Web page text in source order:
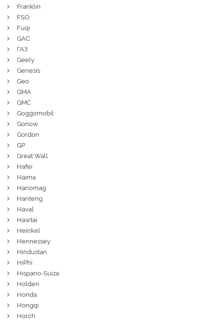
Franklin
FSO
Fuqi
GAC
ГАЗ
Geely
Genesis
Geo
GMA
GMC
Goggomobil
Gonow
Gordon
GP
Great Wall
Hafei
Haima
Hanomag
Hanteng
Haval
Hawtai
Heinkel
Hennessey
Hindustan
HiPhi
Hispano-Suiza
Holden
Honda
Hongqi
Horch